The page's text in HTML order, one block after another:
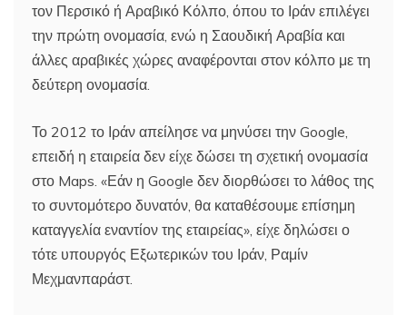
τον Περσικό ή Αραβικό Κόλπο, όπου το Ιράν επιλέγει
την πρώτη ονομασία, ενώ η Σαουδική Αραβία και
άλλες αραβικές χώρες αναφέρονται στον κόλπο με τη
δεύτερη ονομασία.
Το 2012 το Ιράν απείλησε να μηνύσει την Google,
επειδή η εταιρεία δεν είχε δώσει τη σχετική ονομασία
στο Maps. «Εάν η Google δεν διορθώσει το λάθος της
το συντομότερο δυνατόν, θα καταθέσουμε επίσημη
καταγγελία εναντίον της εταιρείας», είχε δηλώσει ο
τότε υπουργός Εξωτερικών του Ιράν, Ραμίν
Μεχμανπαράστ.